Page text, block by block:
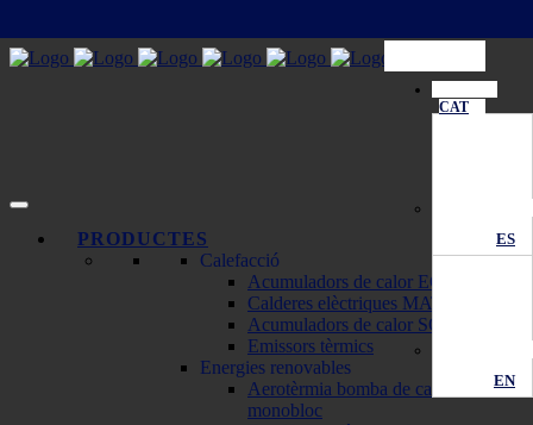
CAT
ES
EN
PRODUCTES
Calefacció
Acumuladors de calor ECOMBI
Calderes elèctriques MATTIRA
Acumuladors de calor SOLAR
Emissors tèrmics
Energies renovables
Aerotèrmia bomba de calor
monobloc